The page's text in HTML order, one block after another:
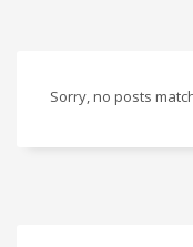
Sorry, no posts